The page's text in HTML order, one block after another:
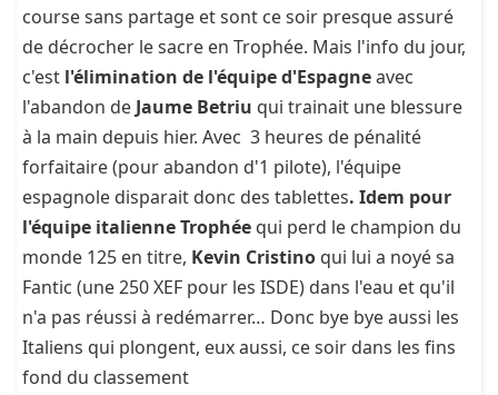
course sans partage et sont ce soir presque assuré
de décrocher le sacre en Trophée. Mais l'info du jour,
c'est l'élimination de l'équipe d'Espagneavec
l'abandon de Jaume Betriu qui trainait une blessure
à la main depuis hier. Avec 3 heures de pénalité
forfaitaire (pour abandon d'1 pilote), l'équipe
espagnole disparait donc des tablettes. Idem pour
l'équipe italienne Trophée qui perd le champion du
monde 125 en titre, Kevin Cristino qui lui a noyé sa
Fantic (une 250 XEF pour les ISDE) dans l'eau et qu'il
n'a pas réussi à redémarrer… Donc bye bye aussi les
Italiens qui plongent, eux aussi, ce soir dans les fins
fond du classement